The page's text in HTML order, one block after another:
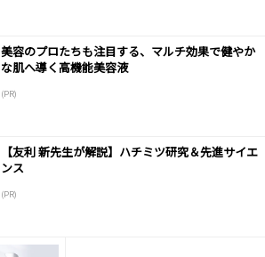
美容のプロたちも注目する、マルチ効果で健やか
な肌へ導く高機能美容液
(PR)
【友利 新先生が解説】ハチミツ研究＆先進サイエ
ンス
(PR)